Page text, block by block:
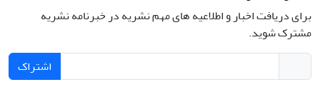
برای دریافت اخبار و اطلاعیه های مهم نشریه در خبرنامه نشریه
مشترک شوید.
اشتراک